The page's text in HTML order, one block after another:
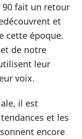
90 fait un retour
et
cette époque.
de notre
leur
voix.
il est
et les
encore